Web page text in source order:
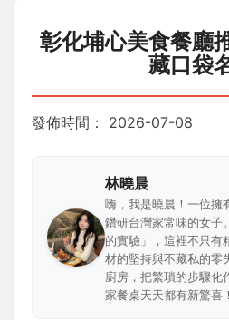
彰化埔心美食餐廳
藏口袋
發佈時間： 2026-07-08
林曉晨
嗨，我是曉晨！一位擁
鑽研台灣家常味的女子
的實驗」，這裡不只有
材的堅持與不藏私的零
廚房，把繁瑣的步驟化
家餐桌天天都有新驚喜！